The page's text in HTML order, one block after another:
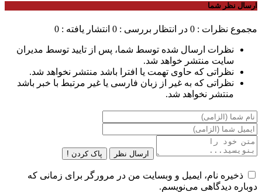
ارسال نظر شما
مجموع نظرات : 0 در انتظار بررسی : 0 انتشار یافته : 0
نظرات ارسال شده توسط شما، پس از تایید توسط مدیران
سایت منتشر خواهد شد.
نظراتی که حاوی تهمت یا افترا باشد منتشر نخواهد شد.
نظراتی که به غیر از زبان فارسی یا غیر مرتبط با خبر باشد
منتشر نخواهد شد.
ارسال نظر پاک کردن !
ذخیره نام، ایمیل و وبسایت من در مرورگر برای زمانی که
دوباره دیدگاهی می‌نویسم.